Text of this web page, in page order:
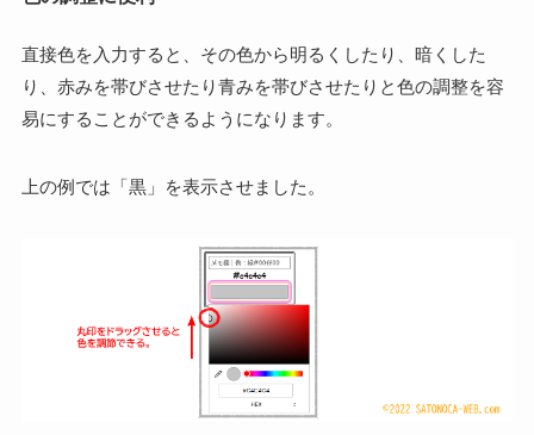
直接色を入力すると、その色から明るくしたり、暗くした
り、赤みを帯びさせたり青みを帯びさせたりと色の調整を容
易にすることができるようになります。
上の例では「黒」を表示させました。